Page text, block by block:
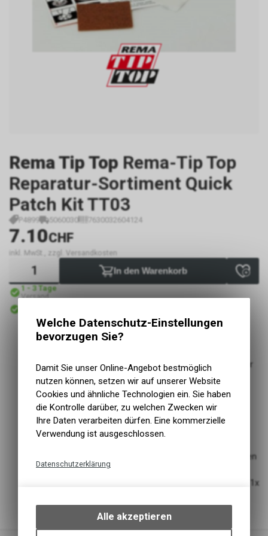
Rema Tip Top Rema-Tip Top
Reparatur-Sortiment Quick
Patch Kit TT03
P4899 5060030 7630032604124
7.10CHF
inkl. MwSt., zzgl. Versandkosten
In den Warenkorb
1 - 3 Tage
Versand
Schlauchreparatur ohne Wartezeit für die Trocknung der
SVS Vulkanflüssigkeit
Nach Verreiben des Einstrichs kann sofort der
Schlauchflicken aufgesetzt werden
Dabei kommt es zu keinerlei Hautkontakt mit der SVS
Vulkanisierflüssigkeit für eine schnelle und saubere
Komplett neu entwickeltes Flickzeug mit selbstklebenden
Schlauchflicken
Inhalt: 6x selbstklebende Schlauchflicken, 1x Raupapier, 1x
Welche Datenschutz-Einstellungen
bevorzugen Sie?
Damit Sie unser Online-Angebot bestmöglich
nutzen können, setzen wir auf unserer Website
Cookies und ähnliche Technologien ein. Sie haben
die Kontrolle darüber, zu welchen Zwecken wir
Ihre Daten verarbeiten dürfen. Eine kommerzielle
Verwendung ist ausgeschlossen.
Datenschutzerklärung
bestimmte Interaktionen und
Einstellungen auf Ihrem Gerät,
Alle akzeptieren